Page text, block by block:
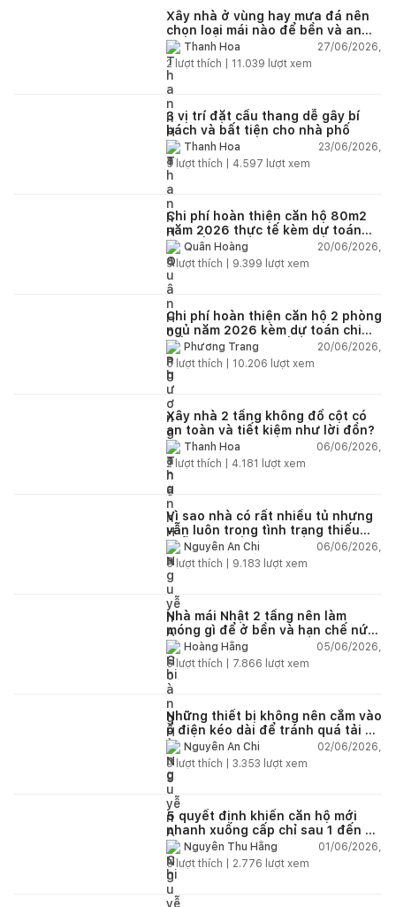
Xây nhà ở vùng hay mưa đá nên
chọn loại mái nào để bền và an
toàn?Thanh Hoa
27/06/2026,
2 lượt thích | 11.039 lượt xem
3 vị trí đặt cầu thang dễ gây bí
bách và bất tiện cho nhà phố
Thanh Hoa
23/06/2026,
5 lượt thích | 4.597 lượt xem
Chi phí hoàn thiện căn hộ 80m2
năm 2026 thực tế kèm dự toán
chi tiết từng hạng mục
Quân Hoàng
20/06/2026,
9lượt thích | 9.399 lượt xem
Chi phí hoàn thiện căn hộ 2 phòng
ngủ năm 2026 kèm dự toán chi
tiết và ví dụ thực tế
Phương Trang
20/06/2026,
5 lượt thích | 10.206 lượt xem
Xây nhà 2 tầng không đổ cột có
an toàn và tiết kiệm như lời đồn?
Thanh Hoa
06/06/2026,
2lượt thích | 4.181 lượt xem
Vì sao nhà có rất nhiều tủ nhưng
vẫn luôn trong tình trạng thiếu
chỗ chứa đồ?
Nguyễn An Chi
06/06/2026,
5lượt thích | 9.183 lượt xem
Nhà mái Nhật 2 tầng nên làm
móng gì để ở bền và hạn chế nứt
lún?Hoàng Hằng
05/06/2026,
5lượt thích | 7.866 lượt xem
Những thiết bị không nên cắm vào
ổ điện kéo dài để tránh quá tải và
chập cháy trong nhà
Nguyễn An Chi
02/06/2026,
9lượt thích | 3.353 lượt xem
5 quyết định khiến căn hộ mới
nhanh xuống cấp chỉ sau 1 đến 2
nămNguyễn Thu Hằng
01/06/2026,
5lượt thích | 2.776 lượt xem